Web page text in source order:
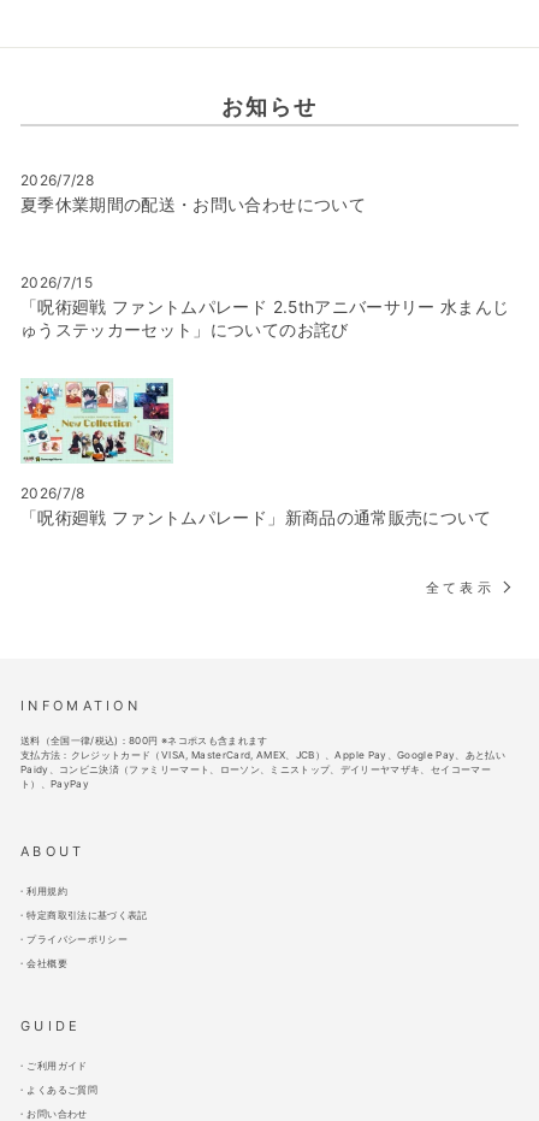
お知らせ
2026/7/28
夏季休業期間の配送・お問い合わせについて
2026/7/15
「呪術廻戦 ファントムパレード 2.5thアニバーサリー 水まんじ
ゅうステッカーセット」についてのお詫び
2026/7/8
「呪術廻戦 ファントムパレード」新商品の通常販売について
全て表示
ABOUT
利用規約
特定商取引法に基づく表記
プライバシーポリシー
会社概要
GUIDE
ご利用ガイド
よくあるご質問
お問い合わせ
INFOMATION
送料（全国一律/税込)：800円 ※ネコポスも含まれます
支払方法：クレジットカード（VISA, MasterCard, AMEX、JCB）、Apple Pay、Google Pay、あと払い
Paidy、コンビニ決済（ファミリーマート、ローソン、ミニストップ、デイリーヤマザキ、セイコーマー
ト）、PayPay